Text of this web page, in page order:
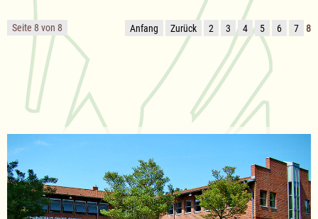
Seite 8 von 8 Anfang Zurück 2 3 4 5 6 7 8